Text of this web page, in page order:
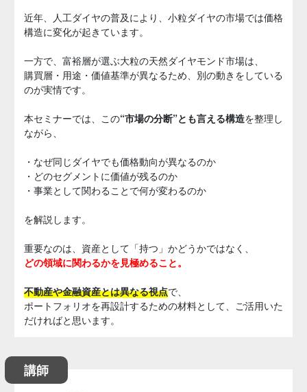
近年、人工ダイヤの普及により、小粒ダイヤの市場では価格
構造に変化が起きています。
一方で、富裕層が選ぶ大粒の天然ダイヤモンド市場は、
購買層・用途・価値基準が異なるため、別の動きをしている
のが実情です。
本セミナーでは、この“市場の分断”とも言える構造を整理し
ながら、
・なぜ同じダイヤでも価格動向が異なるのか
・どのセグメントに価値が残るのか
・事業として関わることで何が変わるのか
を解説します。
重要なのは、資産として「持つ」かどうかではなく、
どの領域に関わるかを見極めること。
不動産や金融資産とは異なる視点で、
ポートフォリオを再設計するための材料として、ご活用いた
だければと思います。
講師